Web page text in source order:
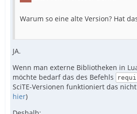
Warum so eine alte Version? Hat
JA.
Wenn man externe Bibliotheken in
möchte bedarf das des Befehls
SciTE-Versionen funktioniert das
hier)